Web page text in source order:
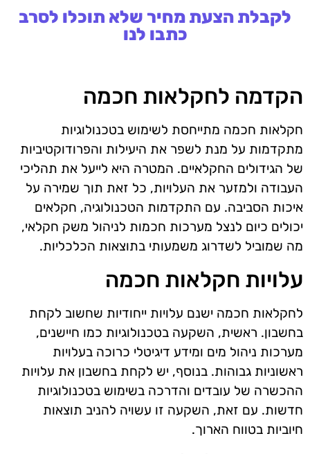
לקבלת הצעת מחיר שלא תוכלו לסרב
כתבו לנו
הקדמה לחקלאות חכמה
חקלאות חכמה מתייחסת לשימוש בטכנולוגיות
מתקדמות על מנת לשפר את היעילות והפרודוקטיביות
של הגידולים החקלאיים. המטרה היא לייעל את תהליכי
העבודה ולמזער את העלויות, כל זאת תוך שמירה על
איכות הסביבה. עם התקדמות הטכנולוגיה, חקלאים
יכולים כיום לנצל מערכות חכמות לניהול משק חקלאי,
מה שמוביל לשדרוג משמעותי בתוצאות הכלכליות.
עלויות חקלאות חכמה
לחקלאות חכמה ישנם עלויות ייחודיות שחשוב לקחת
בחשבון. ראשית, השקעה בטכנולוגיות כמו חיישנים,
מערכות ניהול מים ומידע דיגיטלי כרוכה בעלויות
ראשוניות גבוהות. בנוסף, יש לקחת בחשבון את עלויות
ההכשרה של עובדים והדרכה בשימוש בטכנולוגיות
חדשות. עם זאת, השקעה זו עשויה להניב תוצאות
חיוביות בטווח הארוך.